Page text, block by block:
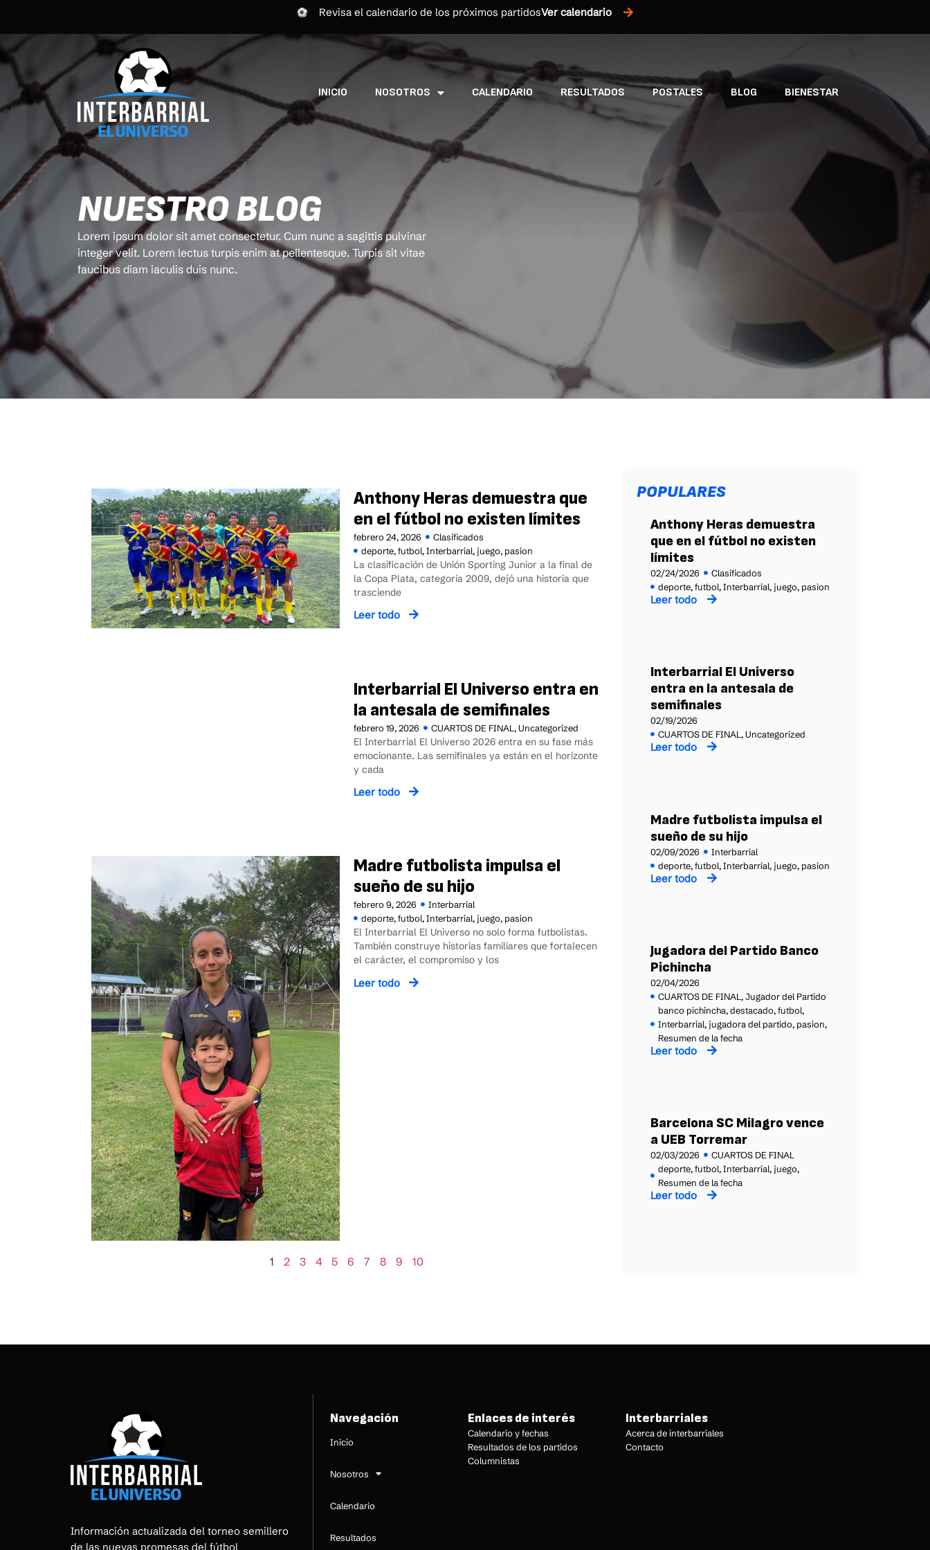
Revisa el calendario de los próximos partidosVer calendario
INICIO NOSOTROS CALENDARIO RESULTADOS POSTALES BLOG BIENESTAR
NUESTRO BLOG
Lorem ipsum dolor sit amet consectetur. Cum nunc a sagittis pulvinar
integer velit. Lorem lectus turpis enim at pellentesque. Turpis sit vitae
faucibus diam iaculis duis nunc.
Anthony Heras demuestra que
en el fútbol no existen límites
febrero 24, 2026
Clasificados
deporte,futbol,Interbarrial, juego, pasion
La clasificación de Unión Sporting Junior a la final de
la Copa Plata, categoría 2009, dejó una historia que
trasciende
Leer todo
Interbarrial El Universo entra en
la antesala de semifinales
febrero 19, 2026 CUARTOS DE FINAL ,Uncategorized
El Interbarrial El Universo 2026 entra en su fase más
emocionante. Las semifinales ya están en el horizonte
y cada
Leer todo
Madre futbolista impulsa el
sueño de su hijo
febrero 9, 2026
Interbarrial
deporte,futbol,Interbarrial, juego, pasion
El Interbarrial El Universo no solo forma futbolistas.
También construye historias familiares que fortalecen
el carácter, el compromiso y los
Leer todo
1 2 3 4 5 6 7 8 9 10
POPULARES
Anthony Heras demuestra
que en el fútbol no existen
límites
02/24/2026
Clasificados
deporte,futbol,Interbarrial, juego, pasion
Leer todo
Interbarrial El Universo
entra en la antesala de
semifinales
02/19/2026
CUARTOS DE FINAL ,Uncategorized
Leer todo
Madre futbolista impulsa el
sueño de su hijo
02/09/2026
Interbarrial
deporte,futbol,Interbarrial, juego, pasion
Leer todo
Jugadora del Partido Banco
Pichincha
02/04/2026
CUARTOS DE FINAL ,Jugador del Partido
banco pichincha,destacado,futbol,
Interbarrial, jugadora del partido, pasion,
Resumen de la fecha
Leer todo
Barcelona SC Milagro vence
a UEB Torremar
02/03/2026
CUARTOS DE FINAL
deporte,futbol,Interbarrial, juego,
Resumen de la fecha
Leer todo
Información actualizada del torneo semillero
de las nuevas promesas del fútbol
Navegación
Inicio
Nosotros
Calendario
Resultados
Enlaces de interés
Calendario y fechas
Resultados de los partidos
Columnistas
Interbarriales
Acerca de interbarriales
Contacto